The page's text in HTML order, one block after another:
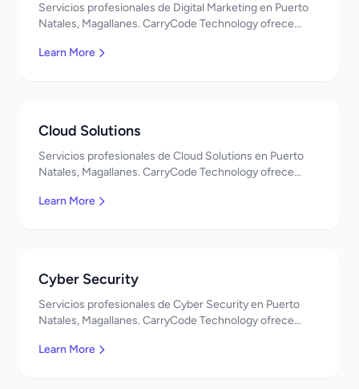
Servicios profesionales de Digital Marketing en Puerto
Natales, Magallanes. CarryCode Technology ofrece
Learn More
Cloud Solutions
Servicios profesionales de Cloud Solutions en Puerto
Natales, Magallanes. CarryCode Technology ofrece
Learn More
Cyber Security
Servicios profesionales de Cyber Security en Puerto
Natales, Magallanes. CarryCode Technology ofrece
Learn More